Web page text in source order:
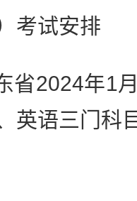
试安排
2024年1月
英语三门科